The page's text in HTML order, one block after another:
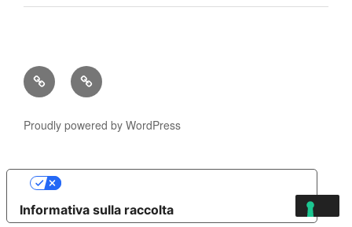
Privacy
Policy
Cookie
Poicy
Proudly powered by WordPress
Informativa sulla raccolta
Le tue preferenze relative alla privacy